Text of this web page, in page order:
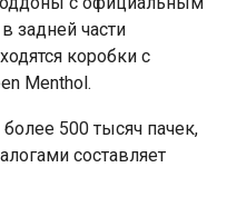
задней части
коробки с
Menthol.
500 тысяч пачек,
составляет